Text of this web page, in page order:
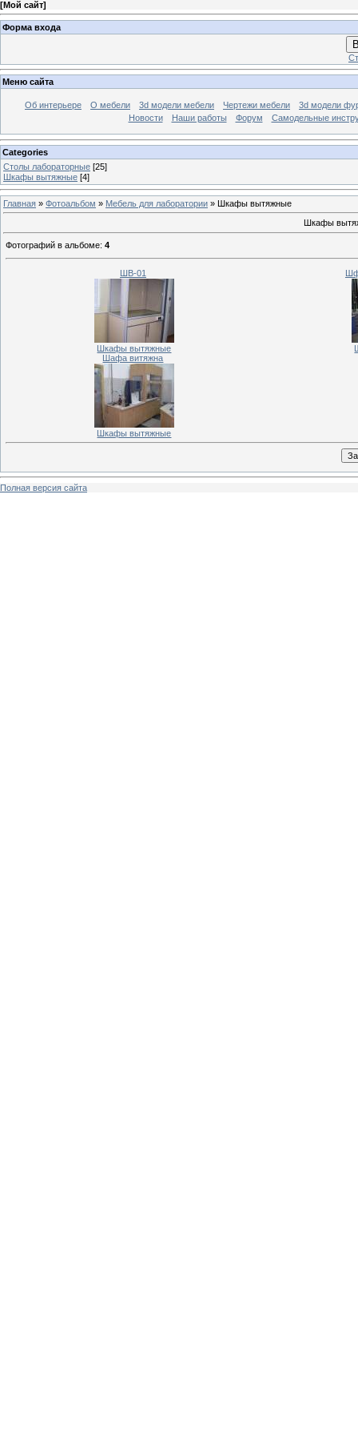
[Мой сайт]
Форма входа
Меню сайта
Об интерьере О мебели 3d модели мебели Чертежи мебели
3d модели
Новости
Наши работы Форум Самодельные
Categories
Столы лабораторные [25]
Шкафы вытяжные [4]
Главная » Фотоальбом » Мебель для лаборатории » Шкафы вытяжные
Шкафы
Фотографий в альбоме: 4
ШВ-01
Шкафы вытяжные
Шафа витяжна
Шкафы вытяжные
Полная версия сайта